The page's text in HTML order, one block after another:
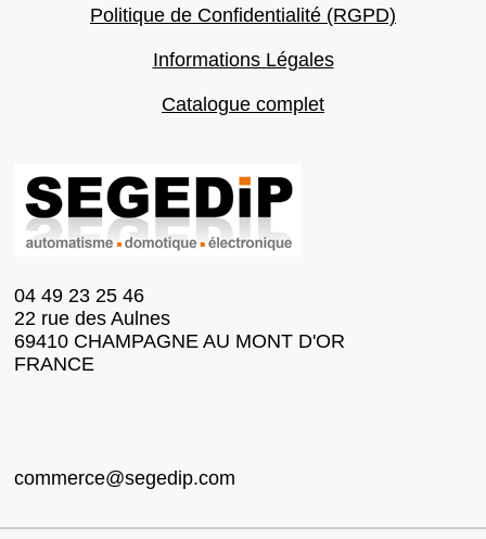
Politique de Confidentialité (RGPD)
Informations Légales
Catalogue complet
04 49 23 25 46
22 rue des Aulnes
69410 CHAMPAGNE AU MONT D'OR
FRANCE
commerce@segedip.com